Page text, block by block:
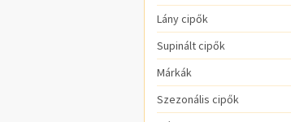
Lány cipők
Supinált cipők
Márkák
Szezonális cipők